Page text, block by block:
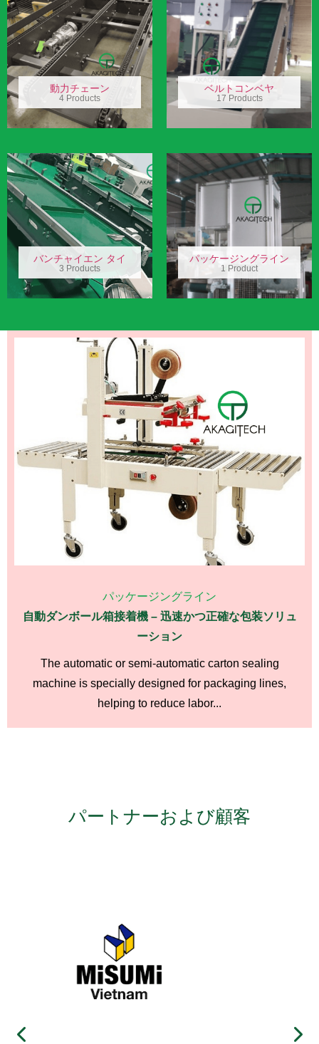
動力チェーン
4 Products
ベルトコンベヤ
17 Products
バンチャイエン タイ
3 Products
パッケージングライン
1 Product
パッケージングライン
自動ダンボール箱接着機 – 迅速かつ正確な包装ソリュ
ーション
The automatic or semi-automatic carton sealing
machine is specially designed for packaging lines,
helping to reduce labor...
パートナーおよび顧客